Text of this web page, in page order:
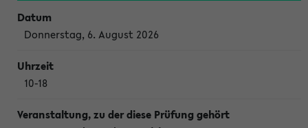
Donnerstag, 6. August 2026
10-18